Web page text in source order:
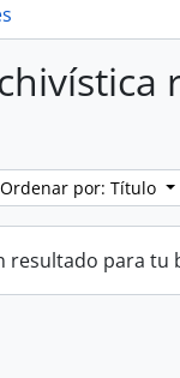
Ordenar por: Título
para tu